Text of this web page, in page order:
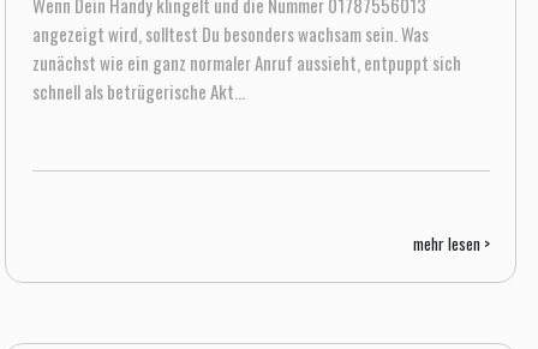
angezeigt wird, solltest Du besonders wachsam sein. Was
zunächst wie ein ganz normaler Anruf aussieht, entpuppt sich
schnell als betrügerische Akt...
mehr lesen >